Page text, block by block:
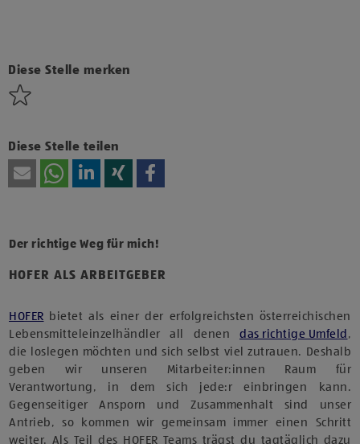
Diese Stelle merken
Diese Stelle teilen
HOFER ALS ARBEITGEBER
Der richtige Weg für mich!
HOFER bietet als einer der erfolgreichsten österreichischen
Lebensmitteleinzelhändler all denen das richtige Umfeld ,
die loslegen möchten und sich selbst viel zutrauen. Deshalb
geben wir unseren Mitarbeiter:innen Raum für
Verantwortung, in dem sich jede:r einbringen kann.
Gegenseitiger Ansporn und Zusammenhalt sind unser
Antrieb, so kommen wir gemeinsam immer einen Schritt
weiter. Als Teil des HOFER Teams trägst du tagtäglich dazu